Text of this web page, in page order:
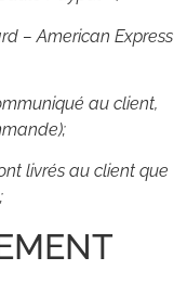
– American Express
au client,
livrés au client que